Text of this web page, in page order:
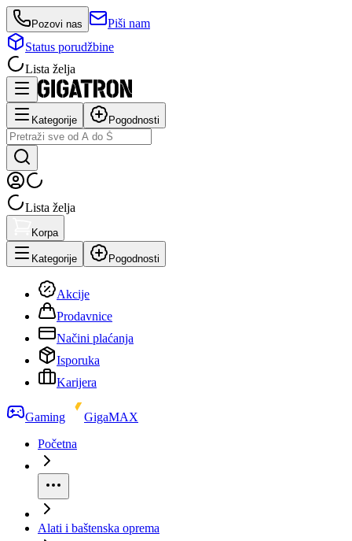
Pozovi nas
Piši nam
Status porudžbine
Lista želja
Kategorije Pogodnosti
Lista želja
Korpa
Kategorije Pogodnosti
Akcije
Prodavnice
Načini plaćanja
Isporuka
Karijera
Gaming
GigaMAX
Početna
Alati i baštenska oprema